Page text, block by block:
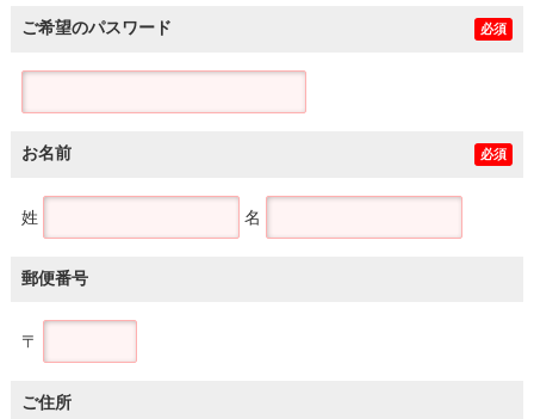
ご希望のパスワード 必須
お名前 必須
姓 名
郵便番号
〒
ご住所